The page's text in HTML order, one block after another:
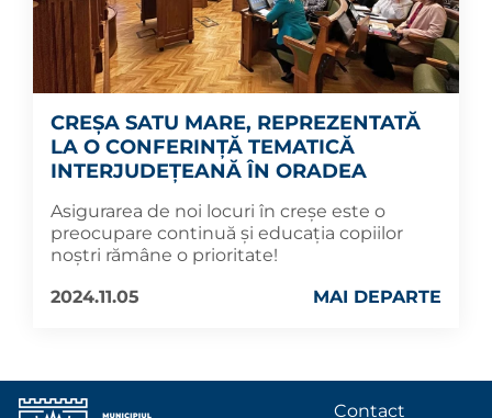
CREȘA SATU MARE, REPREZENTATĂ
LA O CONFERINȚĂ TEMATICĂ
INTERJUDEȚEANĂ ÎN ORADEA
Asigurarea de noi locuri în creșe este o
preocupare continuă și educația copiilor
noștri rămâne o prioritate!
2024.11.05
MAI DEPARTE
Contact